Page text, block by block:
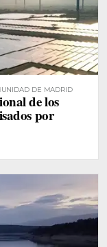
DE MADRID
de los
por